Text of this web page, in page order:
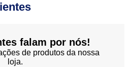
falam por nós!
de produtos da nossa
loja.